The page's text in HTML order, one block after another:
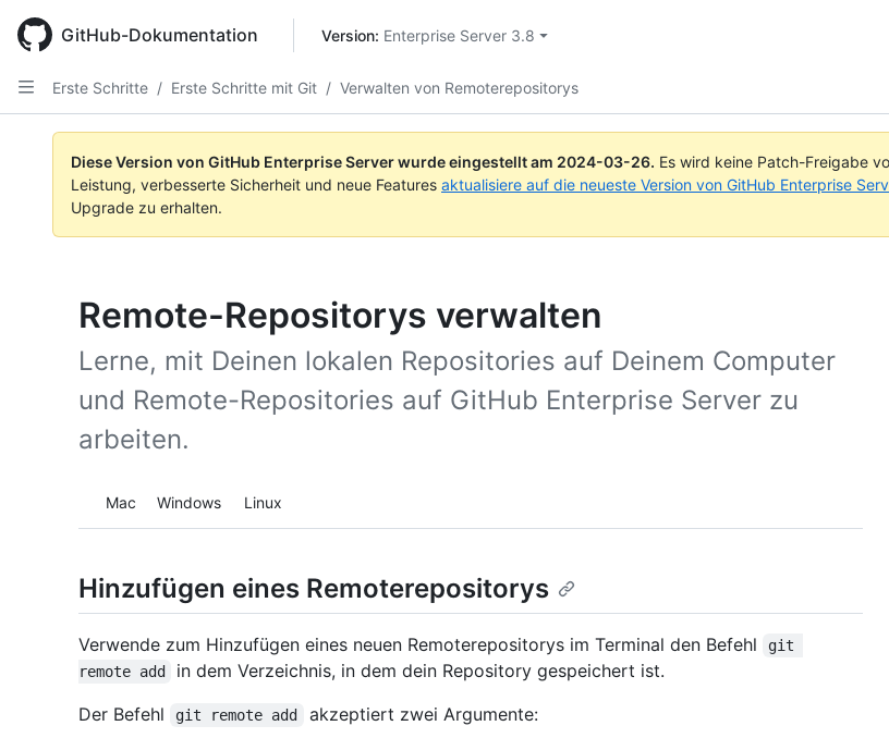
main
content
GitHub-Dokumentation Version: Enterprise Server 3.8
Erste Schritte / Erste Schritte mit Git / Verwalten von Remoterepositorys
Diese Version von GitHub Enterprise Server wurde eingestellt am 2024-03-26. Es wird keine Patch-Freigabe
Leistung, verbesserte Sicherheit und neue Features aktualisiere auf die neueste Version von GitHub Enterprise
Upgrade zu erhalten.
Remote-Repositorys verwalten
Lerne, mit Deinen lokalen Repositories auf Deinem Computer
und Remote-Repositories auf GitHub Enterprise Server zu
arbeiten.
Platform navigation
Mac Windows Linux
Hinzufügen eines Remoterepositorys
Verwende zum Hinzufügen eines neuen Remoterepositorys im Terminal den Befehl
git
remote add
in dem Verzeichnis, in dem dein Repository gespeichert ist.
Der Befehl
git remote add
akzeptiert zwei Argumente: